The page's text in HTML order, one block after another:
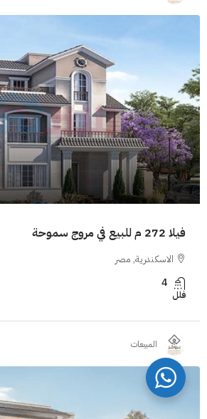
18M$
فيلا 272 م للبيع في مروج سموحة
الاسكندرية, مصر
4
فلل
المبيعات